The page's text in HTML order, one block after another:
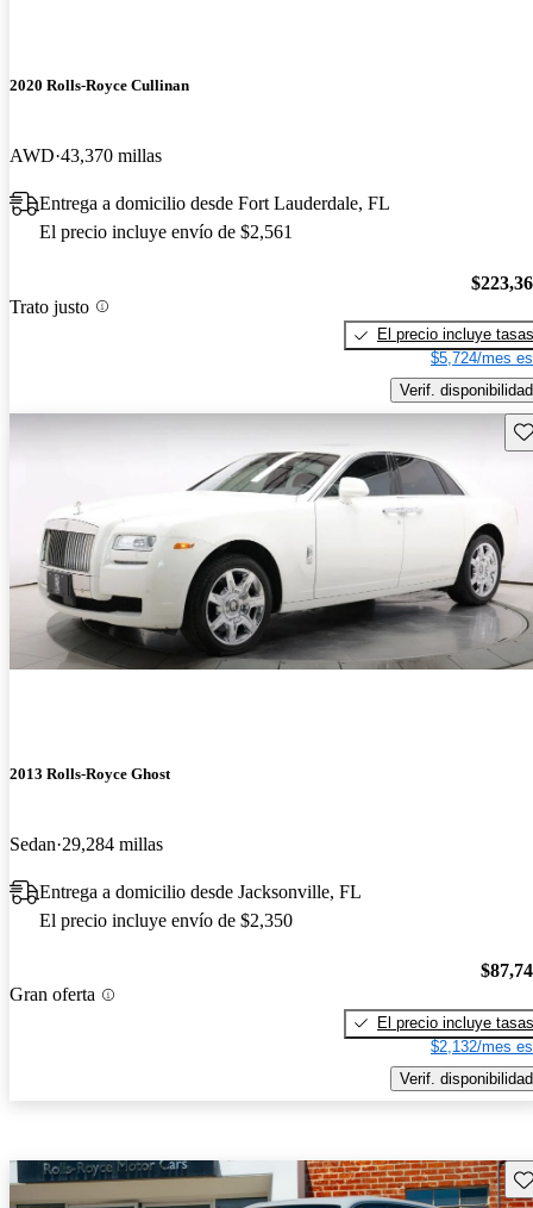
2020 Rolls-Royce Cullinan
AWD 43,370 millas
Entrega a domicilio desde Fort Lauderdale, FL
El precio incluye envío de $2,561
Trato justo
El precio incluye tasas
$5,724/mes
Verif. disponibilidad
2013 Rolls-Royce Ghost
Sedan 29,284 millas
Entrega a domicilio desde Jacksonville, FL
El precio incluye envío de $2,350
Gran oferta
El precio incluye tasas
$2,132/mes
Verif. disponibilidad